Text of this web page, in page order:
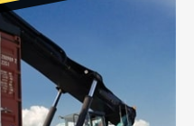
5 до 10 тонн
догруз